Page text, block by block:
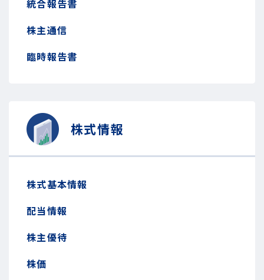
統合報告書
株主通信
臨時報告書
株式情報
株式基本情報
配当情報
株主優待
株価